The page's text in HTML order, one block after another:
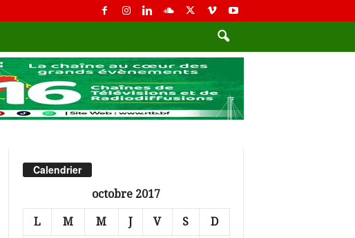
Calendrier
octobre 2017
L M M J V S D